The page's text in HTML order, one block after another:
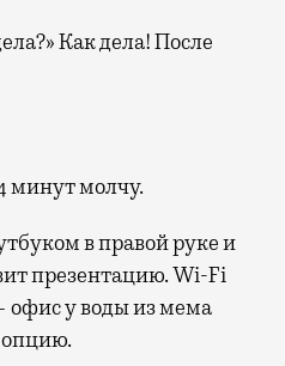
Как дела! После
минут молчу.
в правой руке и
презентацию. Wi-Fi
офис у воды из мема
опцию.